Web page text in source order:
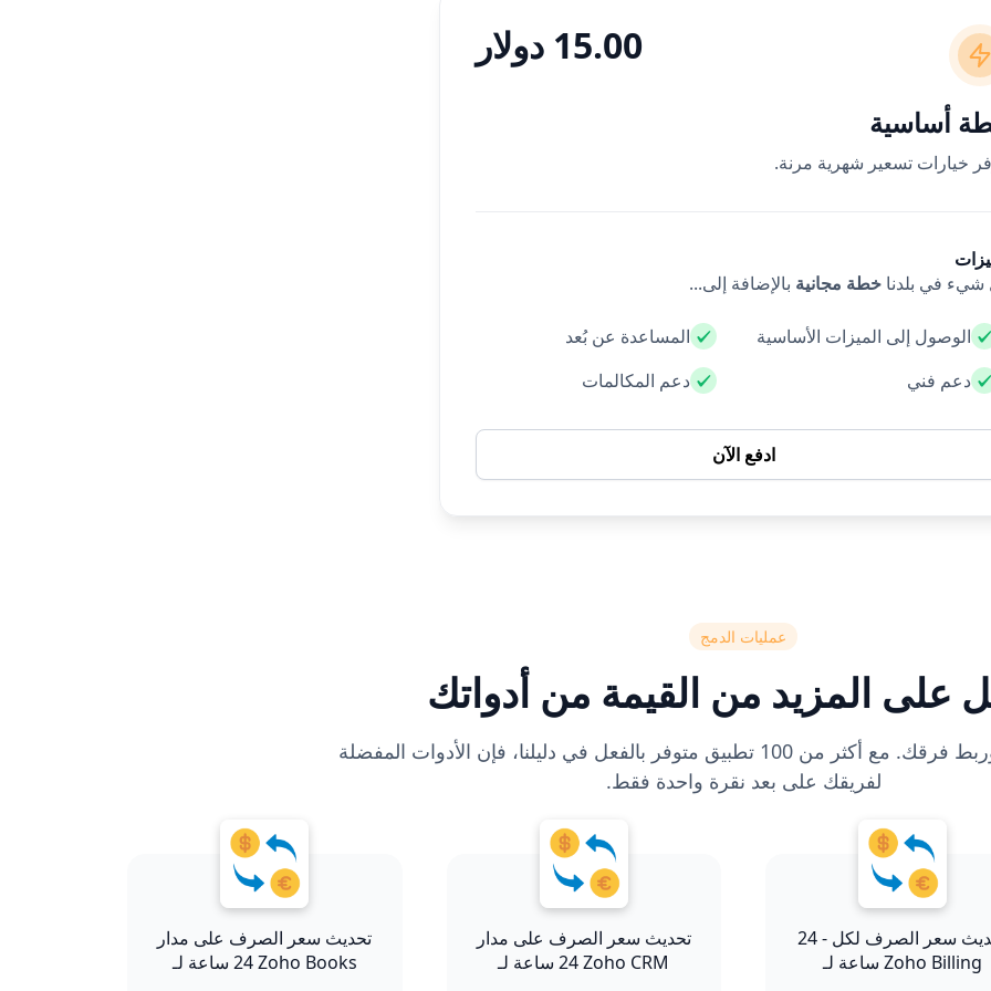
أساسية
خيارات تسعير شهرية مرنة.
15.00 دولار
في بلدنا خطة مجانية بالإضافة إلى...
الوصول إلى الميزات الأساسية
المساعدة عن بُعد
دعم فني
دعم المكالمات
ادفع الآن
عمليات الدمج
على المزيد من القيمة من أدواتك
قم بتوصيل أدواتك وربط فرقك. مع أكثر من 100 تطبيق متوفر بالفعل في دليلنا، فإن الأدوات المفضلة
لفريقك على بعد نقرة واحدة فقط.
تحديث سعر الصرف على مدار
24 ساعة لـ Zoho Books
تحديث سعر الصرف على مدار
24 ساعة لـ Zoho CRM
24 - تحديث سعر الصرف لكل
ساعة لـ Zoho Billing